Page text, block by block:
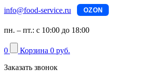
info@food-service.ru OZON
пн. – пт.: с 10:00 до 18:00
0 Корзина 0 руб.
Заказать звонок